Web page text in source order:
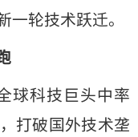
一轮技术跃迁。
科技巨头中率
打破国外技术垄